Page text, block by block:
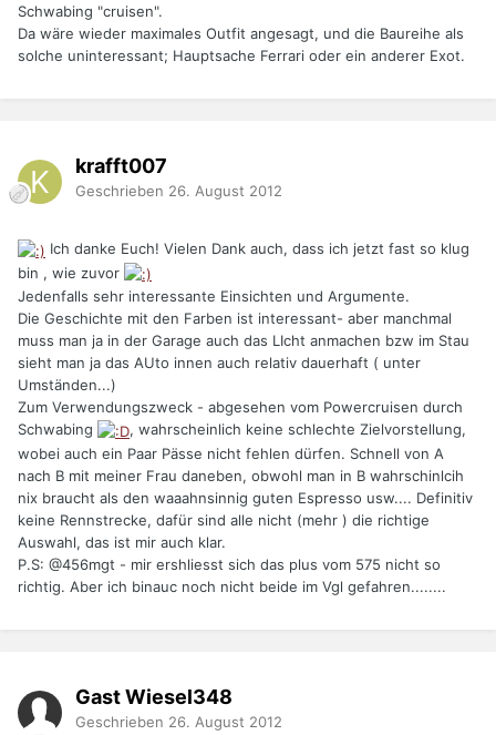
Schwabing "cruisen".
Da wäre wieder maximales Outfit angesagt, und die Baureihe als
solche uninteressant; Hauptsache Ferrari oder ein anderer Exot.
krafft007
Geschrieben 26. August 2012
Ich danke Euch! Vielen Dank auch, dass ich jetzt fast so klug
bin , wie zuvor
Jedenfalls sehr interessante Einsichten und Argumente.
Die Geschichte mit den Farben ist interessant- aber manchmal
muss man ja in der Garage auch das LIcht anmachen bzw im Stau
sieht man ja das AUto innen auch relativ dauerhaft ( unter
Umständen...)
Zum Verwendungszweck - abgesehen vom Powercruisen durch
Schwabing
, wahrscheinlich keine schlechte Zielvorstellung,
wobei auch ein Paar Pässe nicht fehlen dürfen. Schnell von A
nach B mit meiner Frau daneben, obwohl man in B wahrschinlcih
nix braucht als den waaahnsinnig guten Espresso usw.... Definitiv
keine Rennstrecke, dafür sind alle nicht (mehr ) die richtige
Auswahl, das ist mir auch klar.
P.S: @456mgt - mir ershliesst sich das plus vom 575 nicht so
richtig. Aber ich binauc noch nicht beide im Vgl gefahren........
Gast Wiesel348
Geschrieben 26. August 2012